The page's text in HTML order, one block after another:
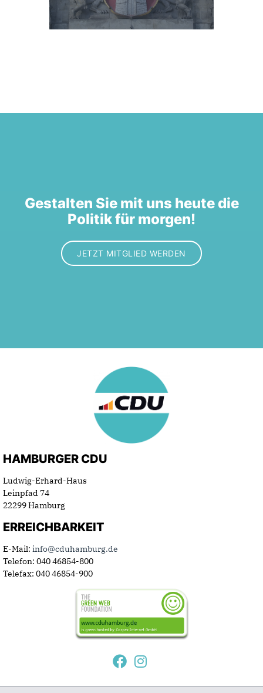
Gestalten Sie mit uns heute die
Politik für morgen!
JETZT MITGLIED WERDEN
HAMBURGER CDU
Ludwig-Erhard-Haus
Leinpfad 74
22299 Hamburg
ERREICHBARKEIT
E-Mail: info@cduhamburg.de
Telefon: 040 46854-800
Telefax: 040 46854-900